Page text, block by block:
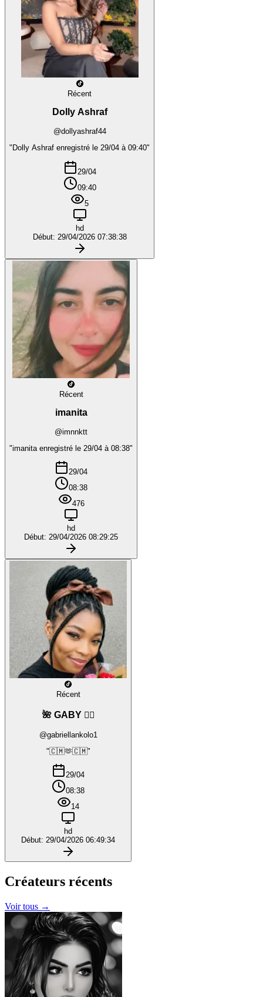
Récent
Dolly Ashraf
@dollyashraf44
"Dolly Ashraf enregistré le 29/04 à 09:40"
29/04
09:40
5
hd
Début: 29/04/2026 07:38:38
Récent
imanita
@imnnktt
"imanita enregistré le 29/04 à 08:38"
29/04
08:38
476
hd
Début: 29/04/2026 08:29:25
Récent
🌺 GABY ❤️‍🔥
@gabriellankolo1
"🇨🇲🫶🇨🇲"
29/04
08:38
14
hd
Début: 29/04/2026 06:49:34
Créateurs récents
Voir tous →